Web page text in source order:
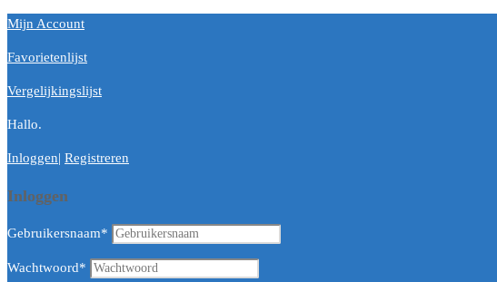
Mijn Account
Favorietenlijst
Vergelijkingslijst
Hallo.
Inloggen| Registreren
Inloggen
Gebruikersnaam*
Wachtwoord*